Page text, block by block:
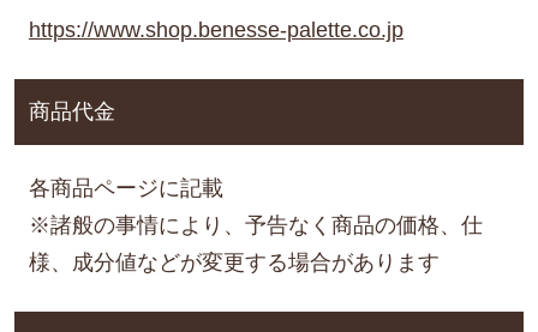
https://www.shop.benesse-palette.co.jp
商品代金
各商品ページに記載
※諸般の事情により、予告なく商品の価格、仕
様、成分値などが変更する場合があります